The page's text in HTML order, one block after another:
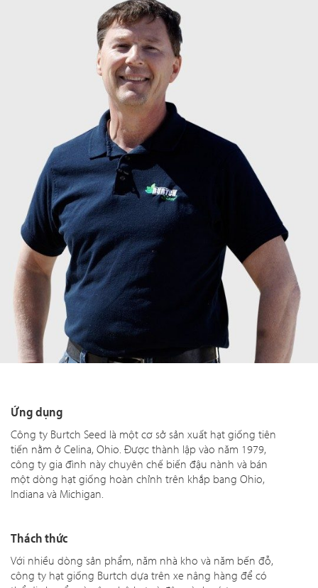
Ứng dụng
Công ty Burtch Seed là một cơ sở sản xuất hạt giống tiên
tiến nằm ở Celina, Ohio. Được thành lập vào năm 1979,
công ty gia đình này chuyên chế biến đậu nành và bán
một dòng hạt giống hoàn chỉnh trên khắp bang Ohio,
Indiana và Michigan.
Thách thức
Với nhiều dòng sản phẩm, năm nhà kho và năm bến đỗ,
công ty hạt giống Burtch dựa trên xe nâng hàng để có